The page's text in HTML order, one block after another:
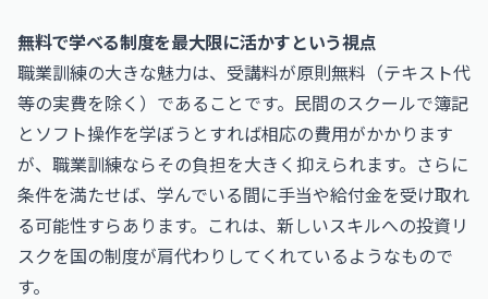
無料で学べる制度を最大限に活かすという視点
職業訓練の大きな魅力は、受講料が原則無料（テキスト代
等の実費を除く）であることです。民間のスクールで簿記
とソフト操作を学ぼうとすれば相応の費用がかかります
が、職業訓練ならその負担を大きく抑えられます。さらに
条件を満たせば、学んでいる間に手当や給付金を受け取れ
る可能性すらあります。これは、新しいスキルへの投資リ
スクを国の制度が肩代わりしてくれているようなもので
す。